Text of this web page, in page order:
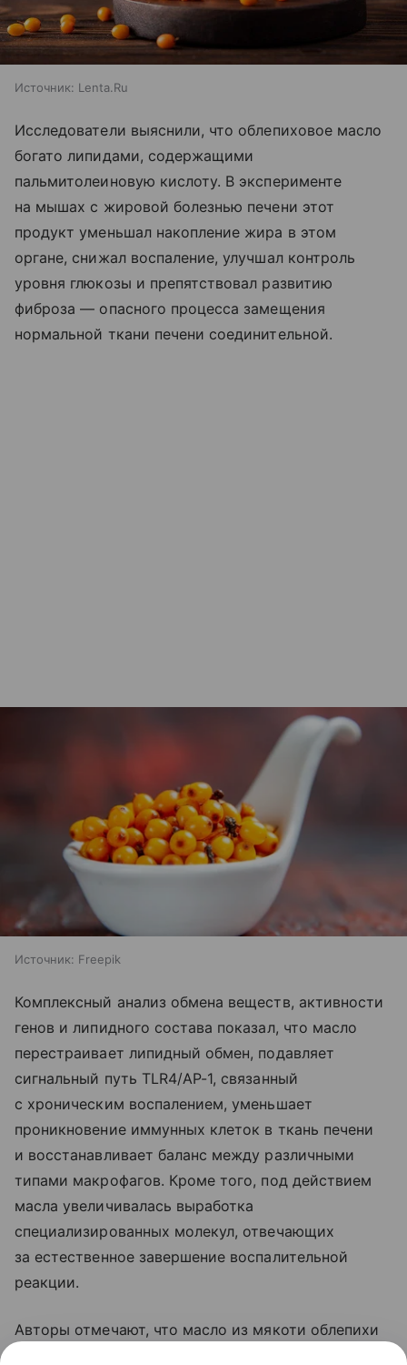
Источник: Lenta.Ru
Исследователи выяснили, что облепиховое масло
богато липидами, содержащими
пальмитолеиновую кислоту. В эксперименте
на мышах с жировой болезнью печени этот
продукт уменьшал накопление жира в этом
органе, снижал воспаление, улучшал контроль
уровня глюкозы и препятствовал развитию
фиброза — опасного процесса замещения
нормальной ткани печени соединительной.
Источник: Freepik
Комплексный анализ обмена веществ, активности
генов и липидного состава показал, что масло
перестраивает липидный обмен, подавляет
сигнальный путь TLR4/AP-1, связанный
с хроническим воспалением, уменьшает
проникновение иммунных клеток в ткань печени
и восстанавливает баланс между различными
типами макрофагов. Кроме того, под действием
масла увеличивалась выработка
специализированных молекул, отвечающих
за естественное завершение воспалительной
реакции.
Авторы отмечают, что масло из мякоти облепихи